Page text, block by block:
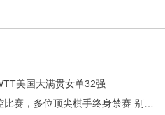
美国大满贯女单32强